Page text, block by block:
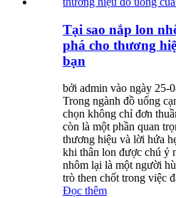
Tại sao nắp lon
phá cho thương
bạn
bởi admin vào ngày 25-
Trong ngành đồ uống
chọn không chỉ đơn
còn là một phần quan
thương hiệu và lời hứa
khi thân lon được chú ý
nhôm lại là một người
trò then chốt trong việc
Đọc thêm